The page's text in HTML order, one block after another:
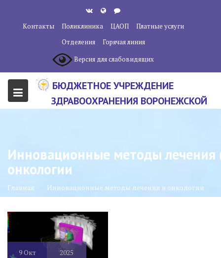
содержанию
Контакты Поликлиника ЦАОП
Платные услуги
Отделения
Горячая линия
Версия для слабовидящих
БЮДЖЕТНОЕ УЧРЕЖДЕНИЕ
ЗДРАВООХРАНЕНИЯ ВОРОНЕЖСКОЙ
ЦЕНТР"
Инновационные методы лечения
онкологии
Главная Инновационные методы лечения в онкологии
9Окт 2025